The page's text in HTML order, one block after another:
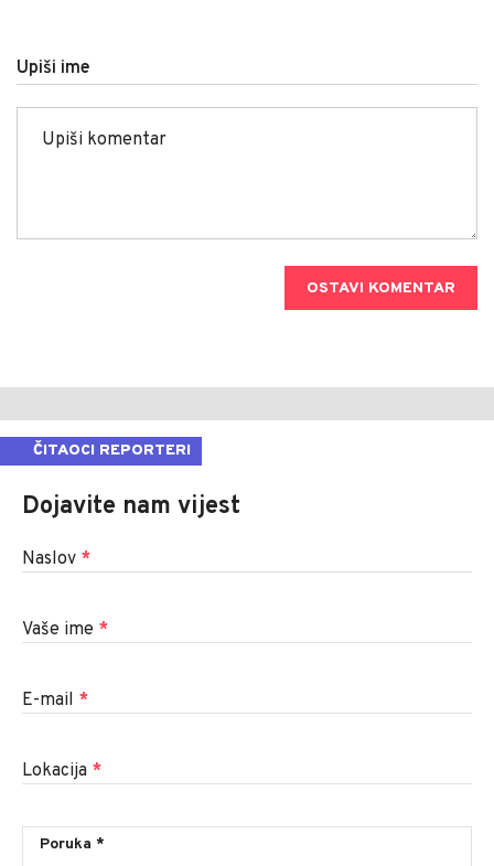
Upiši ime
OSTAVI KOMENTAR
ČITAOCI REPORTERI
Dojavite nam vijest
Naslov *
Vaše ime *
E-mail *
Lokacija *